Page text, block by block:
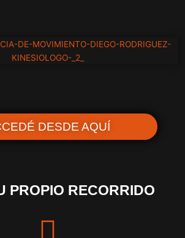
DESDE AQUÍ
PROPIO RECORRIDO